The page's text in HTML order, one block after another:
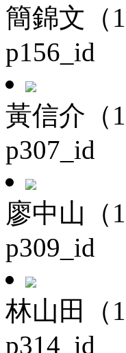
簡錦文（
p156_id
黃信介（
p307_id
廖中山（
p309_id
林山田（
p314_id